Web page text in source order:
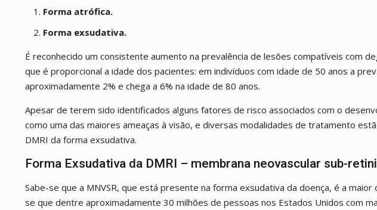
Forma atrófica.
Forma exsudativa.
É reconhecido um consistente aumento na prevalência de lesões compatíveis com
que é proporcional a idade dos pacientes: em indivíduos com idade de 50 anos a
aproximadamente 2% e chega a 6% na idade de 80 anos.
Apesar de terem sido identificados alguns fatores de risco associados com o
como uma das maiores ameaças à visão, e diversas modalidades de tratamento
DMRI da forma exsudativa.
Forma Exsudativa da DMRI – membrana neovascular sub-
Sabe-se que a MNVSR, que está presente na forma exsudativa da doença, é a
se que dentre aproximadamente 30 milhões de pessoas nos Estados Unidos com